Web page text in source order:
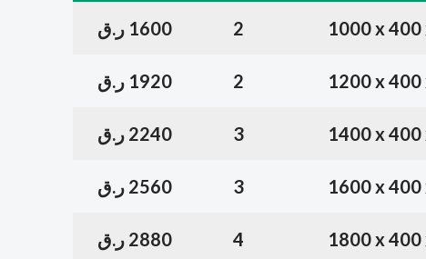
1000 x
2 1600 ر.ق
1200 x
2 1920 ر.ق
1400 x
3 2240 ر.ق
1600 x
3 2560 ر.ق
1800 x
4 2880 ر.ق